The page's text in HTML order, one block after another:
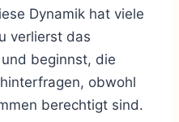
Dynamik hat viele
verlierst das
beginnst, die
obwohl
berechtigt sind.